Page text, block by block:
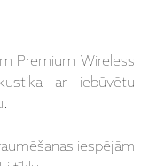
Premium Wireless
ar iebūvētu
iespējām